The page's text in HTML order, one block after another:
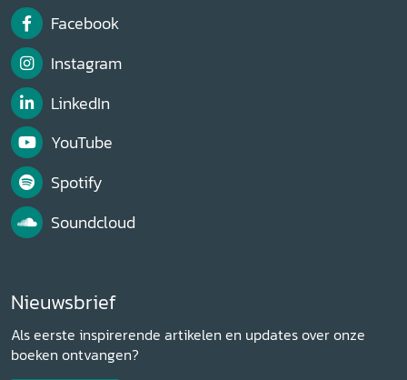
Facebook
Instagram
LinkedIn
YouTube
Spotify
Soundcloud
Nieuwsbrief
Als eerste inspirerende artikelen en updates over onze
boeken ontvangen?